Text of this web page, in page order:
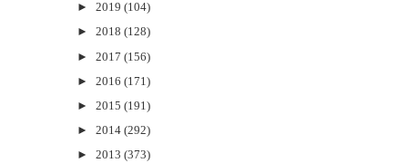
► 2019 (104)
► 2018 (128)
► 2017 (156)
► 2016 (171)
► 2015 (191)
► 2014 (292)
► 2013 (373)